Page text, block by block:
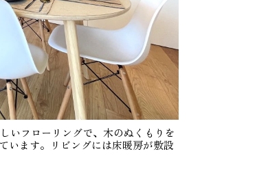
いフローリングで、木のぬくもりを
います。リビングには床暖房が敷設